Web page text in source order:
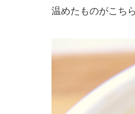
温めたものがこち